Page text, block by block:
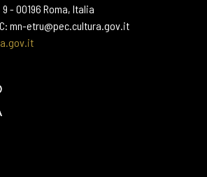
- 00196 Roma, Italia
mn-etru@pec.cultura.gov.it